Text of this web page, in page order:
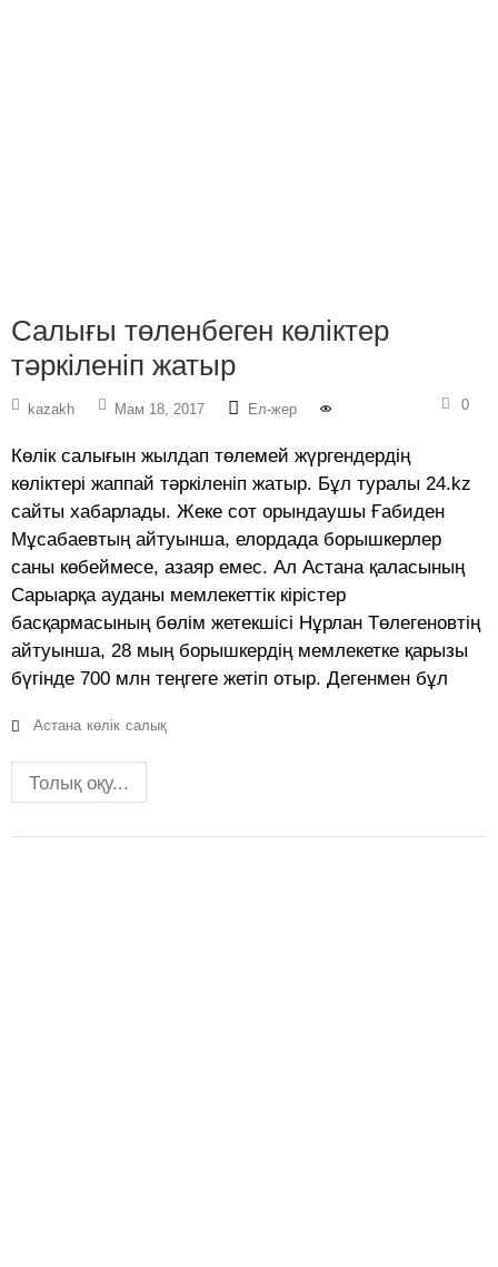
Салығы төленбеген көліктер
тәркіленіп жатыр
kazakh Мам 18, 2017 Ел-жер 0
Көлік салығын жылдап төлемей жүргендердің
көліктері жаппай тәркіленіп жатыр. Бұл туралы 24.kz
сайты хабарлады. Жеке сот орындаушы Ғабиден
Мұсабаевтың айтуынша, елордада борышкерлер
саны көбеймесе, азаяр емес. Ал Астана қаласының
Сарыарқа ауданы мемлекеттік кірістер
басқармасының бөлім жетекшісі Нұрлан Төлегеновтің
айтуынша, 28 мың борышкердің мемлекетке қарызы
бүгінде 700 млн теңгеге жетіп отыр. Дегенмен бұл
Астана көлік салық
Толық оқу...